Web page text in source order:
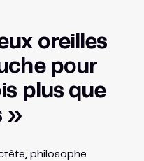
oreilles
pour
plus que
»
philosophe